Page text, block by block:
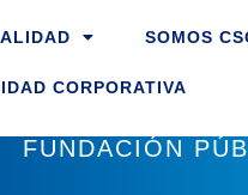
SOMOS
CORPORATIVA
FUNDACIÓN